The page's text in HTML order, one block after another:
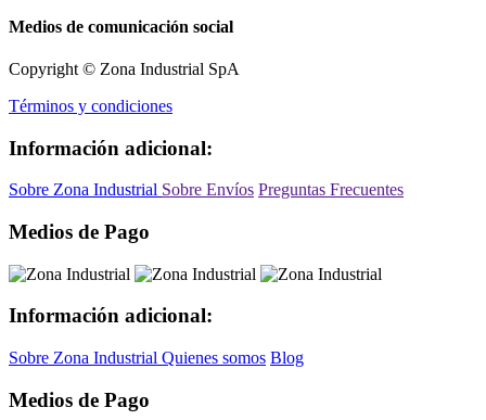
Medios de comunicación social
Copyright © Zona Industrial SpA
Términos y condiciones
Información adicional:
Sobre Zona Industrial Sobre Envíos Preguntas Frecuentes
Medios de Pago
Información adicional:
Sobre Zona Industrial Quienes somos Blog
Medios de Pago